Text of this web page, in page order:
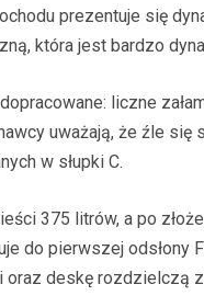
prezentuje się
która jest bardzo
liczne
uważają, że źle się
w słupki C.
375 litrów, a po
do pierwszej odsłony
oraz deskę rozdzielczą